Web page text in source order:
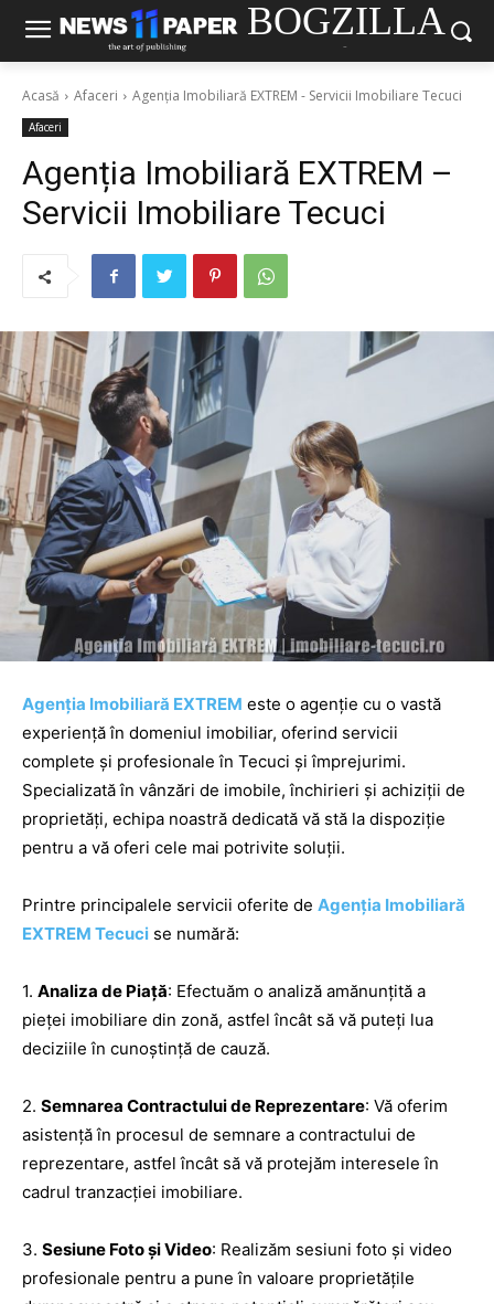
BOGZILLA
-
Acasă Afaceri Agenția Imobiliară EXTREM - Servicii Imobiliare Tecuci
Afaceri
Agenția Imobiliară EXTREM –
Servicii Imobiliare Tecuci
Agenția Imobiliară EXTREM este o agenție cu o vastă
experiență în domeniul imobiliar, oferind servicii
complete și profesionale în Tecuci și împrejurimi.
Specializată în vânzări de imobile, închirieri și achiziții de
proprietăți, echipa noastră dedicată vă stă la dispoziție
pentru a vă oferi cele mai potrivite soluții.
Printre principalele servicii oferite de Agenția Imobiliară
EXTREM Tecuci se numără:
1. Analiza de Piață: Efectuăm o analiză amănunțită a
pieței imobiliare din zonă, astfel încât să vă puteți lua
deciziile în cunoștință de cauză.
2. Semnarea Contractului de Reprezentare: Vă oferim
asistență în procesul de semnare a contractului de
reprezentare, astfel încât să vă protejăm interesele în
cadrul tranzacției imobiliare.
3. Sesiune Foto și Video: Realizăm sesiuni foto și video
profesionale pentru a pune în valoare proprietățile